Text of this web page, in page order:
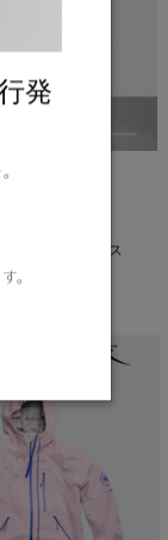
デュラリュクス
ル
発
。